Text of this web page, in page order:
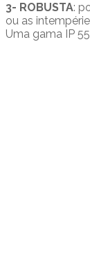
3- ROBUSTA:
ou as
Uma gama IP